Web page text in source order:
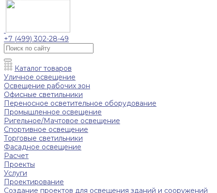
+7 (499) 302-28-49
Каталог товаров
Уличное освещение
Освещение рабочих зон
Офисные светильники
Переносное осветительное оборудование
Промышленное освещение
Ригельное/Мачтовое освещение
Спортивное освещение
Торговые светильники
Фасадное освещение
Расчет
Проекты
Услуги
Проектирование
Создание проектов для освещения зданий и сооружений